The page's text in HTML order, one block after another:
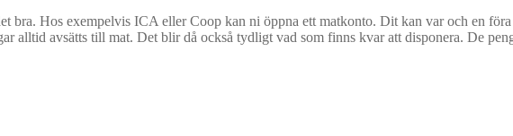
bra. Hos exempelvis ICA eller Coop kan ni öppna ett matkonto. Dit kan var och en
alltid avsätts till mat. Det blir då också tydligt vad som finns kvar att disponera. De